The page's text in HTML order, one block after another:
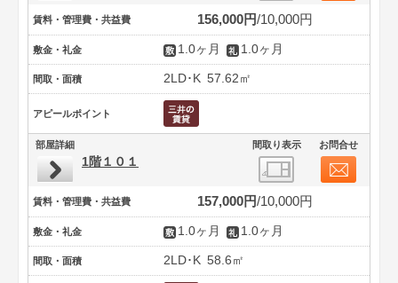
賃料・管理費・共益費 156,000円 10,000円
敷金・礼金 1.0ヶ月 1.0ヶ月
間取・面積 2LD･K 57.62㎡
アピールポイント
部屋詳細 間取り表示 お問合せ
1階１０１
賃料・管理費・共益費 157,000円 10,000円
敷金・礼金 1.0ヶ月 1.0ヶ月
間取・面積 2LD･K 58.6㎡